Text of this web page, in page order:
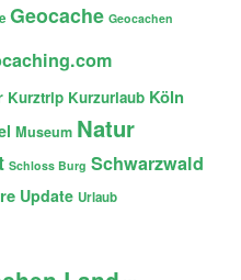
Geocache Geocachen
Kurztrip Kurzurlaub Köln
Museum Natur
Schloss Burg Schwarzwald
Update Urlaub